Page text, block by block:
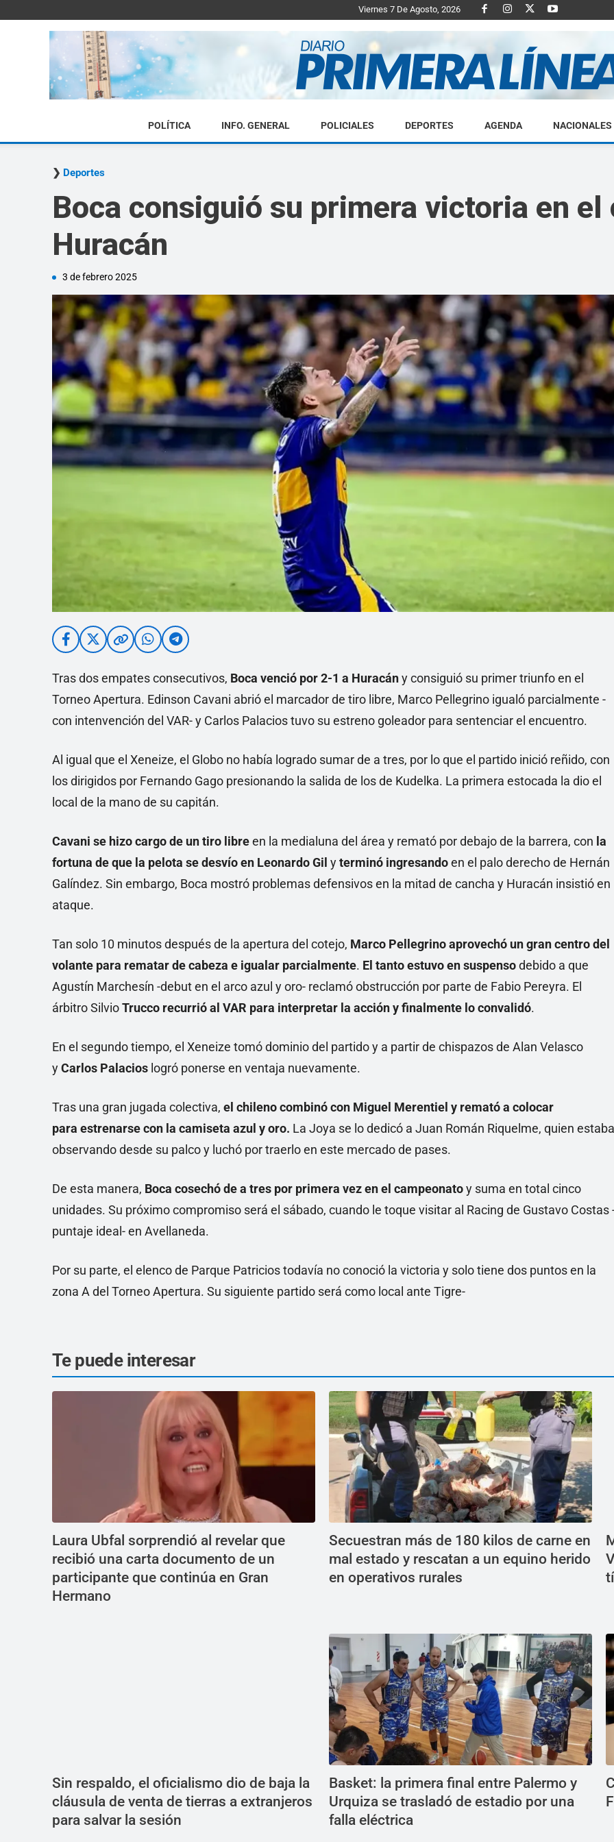
Viernes 7 De Agosto, 2026
Diario
Linea
POLÍTICA INFO. GENERAL POLICIALES DEPORTES AGENDA NACIONALES
Deportes
Boca consiguió su primera victoria en el
Huracán
3 de febrero 2025
Tras dos empates consecutivos, Boca venció por 2-1 a Huracány consiguió su primer triunfo en el
Torneo Apertura. Edinson Cavani abrió el marcador de tiro libre, Marco Pellegrino igualó parcialmente -
con intenvención del VAR- y Carlos Palacios tuvo su estreno goleador para sentenciar el encuentro.
Al igual que el Xeneize, el Globo no había logrado sumar de a tres, por lo que el partido inició reñido, con
los dirigidos por Fernando Gago presionando la salida de los de Kudelka. La primera estocada la dio el
local de la mano de su capitán.
Cavani se hizo cargo de un tiro libreen la medialuna del área y remató por debajo de la barrera, con la
fortuna de que la pelota se desvío en Leonardo Gil yterminó ingresandoen el palo derecho de Hernán
Galíndez. Sin embargo, Boca mostró problemas defensivos en la mitad de cancha y Huracán insistió en
ataque.
Tan solo 10 minutos después de la apertura del cotejo, Marco Pellegrino aprovechó un gran centro del
volante para rematar de cabeza e igualar parcialmente. El tanto estuvo en suspensodebido a que
Agustín Marchesín -debut en el arco azul y oro- reclamó obstrucción por parte de Fabio Pereyra. El
árbitro SilvioTrucco recurrió al VAR para interpretar la acción y finalmente lo convalidó.
En el segundo tiempo, el Xeneize tomó dominio del partido y a partir de chispazos de Alan Velasco
yCarlos Palacios logró ponerse en ventaja nuevamente.
Tras una gran jugada colectiva, el chileno combinó con Miguel Merentiel y remató a colocar
para estrenarse con la camiseta azul y oro. La Joya se lo dedicó a Juan Román Riquelme, quien estaba
observando desde su palco y luchó por traerlo en este mercado de pases.
De esta manera, Boca cosechó de a tres por primera vez en el campeonatoy suma en total cinco
unidades. Su próximo compromiso será el sábado, cuando le toque visitar al Racing de Gustavo Costas
puntaje ideal- en Avellaneda.
Por su parte, el elenco de Parque Patricios todavía no conoció la victoria y solo tiene dos puntos en la
zona A del Torneo Apertura. Su siguiente partido será como local ante Tigre-
Te puede interesar
Laura Ubfal sorprendió al revelar que
recibió una carta documento de un
participante que continúa en Gran
Hermano
Secuestran más de 180 kilos de carne en
mal estado y rescatan a un equino herido
en operativos rurales
Sin respaldo, el oficialismo dio de baja la
cláusula de venta de tierras a extranjeros
para salvar la sesión
Basket: la primera final entre Palermo y
Urquiza se trasladó de estadio por una
falla eléctrica